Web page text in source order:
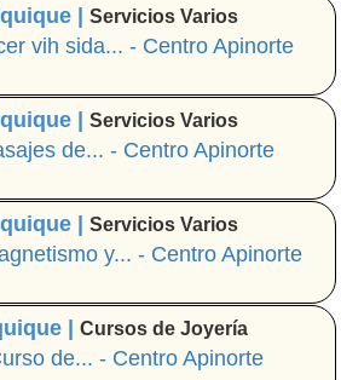
| Servicios Varios
vih sida... - Centro Apinorte
| Servicios Varios
de... - Centro Apinorte
| Servicios Varios
y... - Centro Apinorte
| Cursos de Joyería
de... - Centro Apinorte